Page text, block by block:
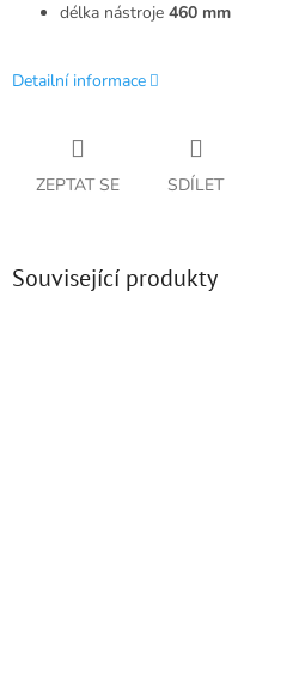
délka nástroje 460 mm
Detailní informace
ZEPTAT SE SDÍLET
Související produkty